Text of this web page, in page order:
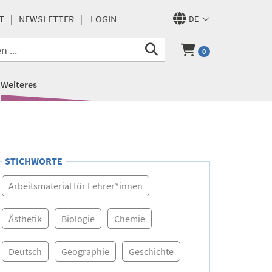
DE
NEWSLETTER LOGIN
0
Weiteres
STICHWORTE
Arbeitsmaterial für Lehrer*innen
Ästhetik Biologie Chemie
Deutsch Geographie Geschichte